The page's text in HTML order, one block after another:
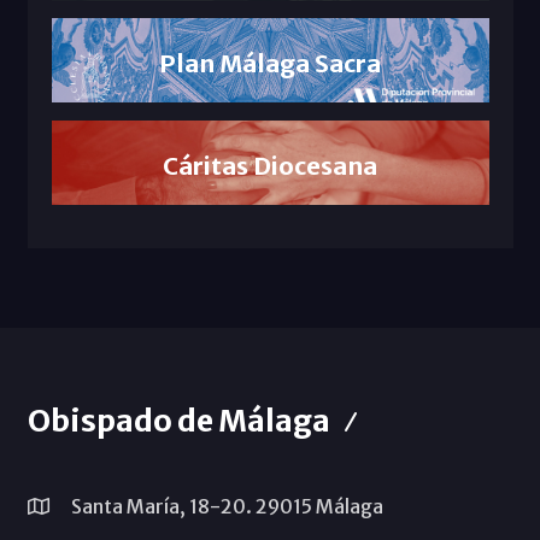
Plan Málaga Sacra
Cáritas Diocesana
Obispado de Málaga
Santa María, 18-20. 29015 Málaga